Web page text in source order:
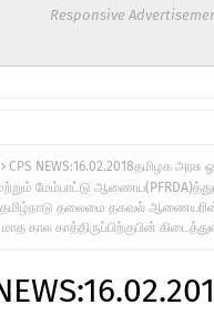
Responsive
CPS NEWS:16.02.2018தமிழக அரசு
மேம்பாட்டு
தலைமை தகவல் ஆணையரின்
மாத கால காத்திருப்பிற்குபின்